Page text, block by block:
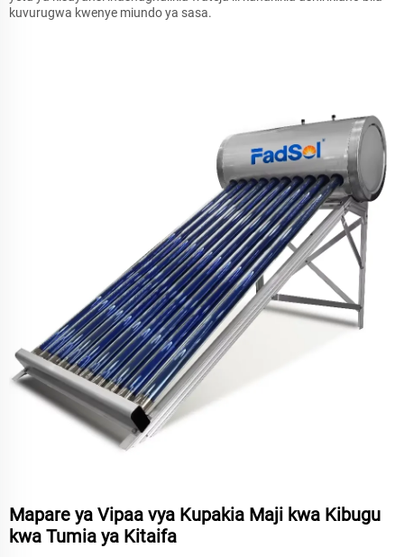
kuvurugwa kwenye miundo ya sasa.
Mapare ya Vipaa vya Kupakia Maji kwa Kibugu
kwa Tumia ya Kitaifa